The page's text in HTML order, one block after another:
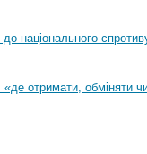
національного
отримати, обміняти